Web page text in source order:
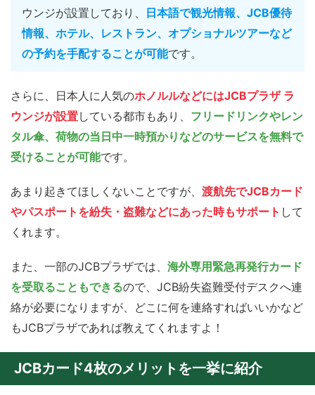
ウンジが設置しており、 日本語で観光情報、JCB優待
情報、ホテル、レストラン、オプショナルツアーなど
の予約を手配することが可能です。
さらに、日本人に人気のホノルルなどにはJCBプラザ ラ
ウンジが設置している都市もあり、 フリードリンクやレン
タル傘、荷物の当日中一時預かりなどのサービスを無料で
受けることが可能です。
あまり起きてほしくないことですが、 渡航先でJCBカード
やパスポートを紛失・盗難などにあった時もサポート して
くれます。
また、一部のJCBプラザでは、 海外専用緊急再発行カード
を受取ることもできるので、JCB紛失盗難受付デスクへ連
絡が必要になりますが、どこに何を連絡すればいいかなど
もJCBプラザであれば教えてくれますよ！
JCBカード4枚のメリットを一挙に紹介